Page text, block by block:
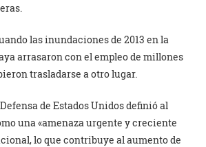
las inundaciones de 2013 en la
arrasaron con el empleo de millones
trasladarse a otro lugar.
de Estados Unidos definió al
una «amenaza urgente y creciente
lo que contribuye al aumento de